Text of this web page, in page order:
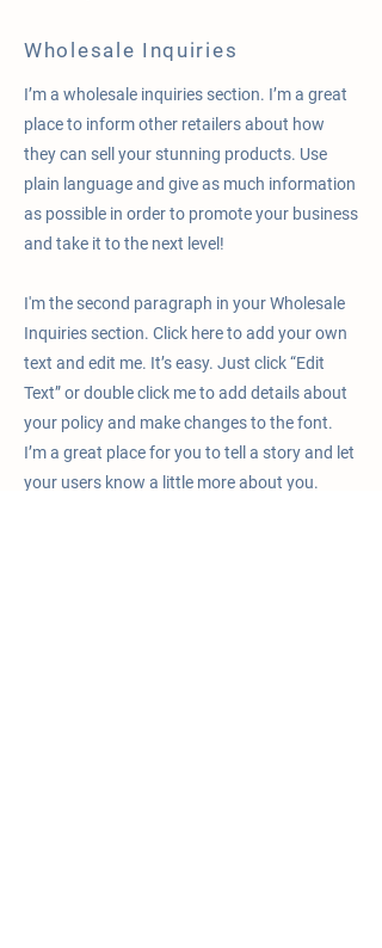
Wholesale Inquiries
I’m a wholesale inquiries section. I’m a great
place to inform other retailers about how
they can sell your stunning products. Use
plain language and give as much information
as possible in order to promote your business
and take it to the next level!
I'm the second paragraph in your Wholesale
Inquiries section. Click here to add your own
text and edit me. It’s easy. Just click “Edit
Text” or double click me to add details about
your policy and make changes to the font.
I’m a great place for you to tell a story and let
your users know a little more about you.